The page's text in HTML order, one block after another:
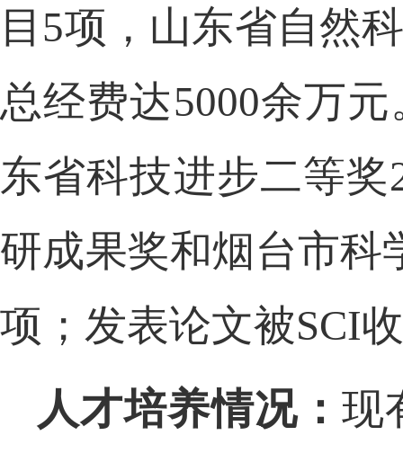
目 5项，山东省自然
总经费达5000余万
东省科技进步二等
研成果奖和烟台市科
项；发表论文被SCI
人才培养情况： 现